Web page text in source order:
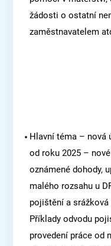
žádosti o ostatní
zaměstnavatelem
Hlavní téma – nová
od roku 2025 –
oznámené dohody,
malého rozsahu u
pojištění a
Příklady odvodu
provedení práce od